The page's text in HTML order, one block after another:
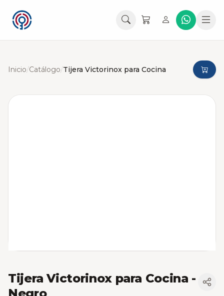
Inicio/Catálogo/Tijera Victorinox para Cocina
Tijera Victorinox para Cocina -
Negro